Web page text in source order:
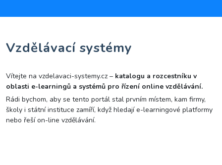
Vzdělávací systémy
Vítejte na vzdelavaci-systemy.cz – katalogu a rozcestníku v
oblasti e-learningů a systémů pro řízení online vzdělávání.
Rádi bychom, aby se tento portál stal prvním místem, kam firmy,
školy i státní instituce zamíří, když hledají e-learningové platformy
nebo řeší on-line vzdělávání.